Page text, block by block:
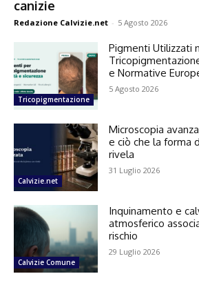
canizie
Redazione Calvizie.net - 5 Agosto 2026
Tricopigmentazione
Pigmenti Utilizzati
e Normative
5 Agosto 2026
Calvizie.net
Microscopia
e ciò che la forma
rivela
31 Luglio 2026
Calvizie Comune
Inquinamento e
atmosferico
rischio
29 Luglio 2026